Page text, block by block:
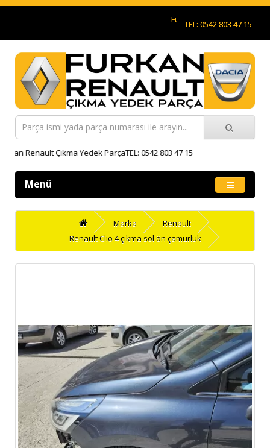
Furkan Renault Çıkma Yedek
TEL: 0542 803 47 15
Renault Çıkma Yedek ParçaTEL: 0542 803 47 15
Menü
Marka
Renault
Renault Clio 4 çıkma sol ön çamurluk